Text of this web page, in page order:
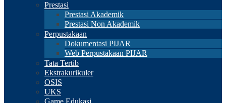
Prestasi
Prestasi Akademik
Prestasi Non Akademik
Perpustakaan
Dokumentasi PIJAR
Web Perpustakaan PIJAR
Tata Tertib
Ekstrakurikuler
OSIS
UKS
Game Edukasi